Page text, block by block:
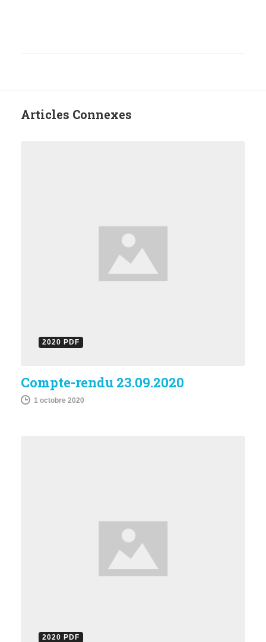
Articles Connexes
2020 PDF
Compte-rendu 23.09.2020
1 octobre 2020
2020 PDF